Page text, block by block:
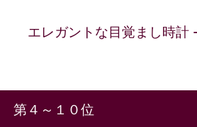
エレガントな目覚まし時計
第４～１０位